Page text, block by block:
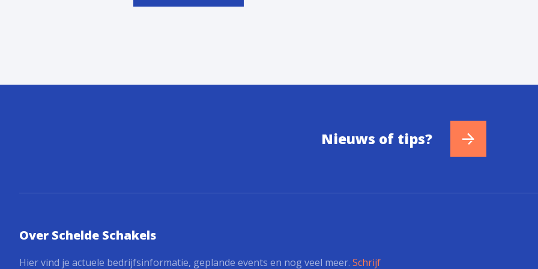
Nieuws of tips?
Over Schelde Schakels
Hier vind je actuele bedrijfsinformatie, geplande events en nog veel meer. Schrijf